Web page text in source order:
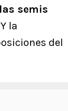
semis
Y la
del